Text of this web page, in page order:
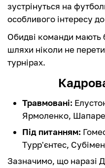
зустрінуться на
особливого інтересу
Обидві команди мають
шляхи ніколи не
турнірах.
Травмовані:
Ярмоленко,
Під питанням:
Турр'єнтес,
Зазначимо, що наразі